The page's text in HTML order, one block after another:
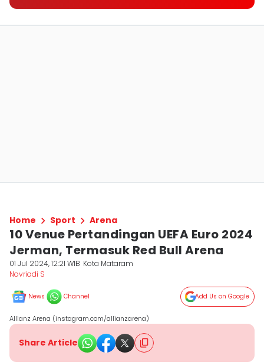
Home Sport Arena
10 Venue Pertandingan UEFA Euro 2024
Jerman, Termasuk Red Bull Arena
01 Jul 2024, 12:21 WIB Kota Mataram
Novriadi S
News Channel Add Us on Google
Allianz Arena (instagram.com/allianzarena)
Share Article